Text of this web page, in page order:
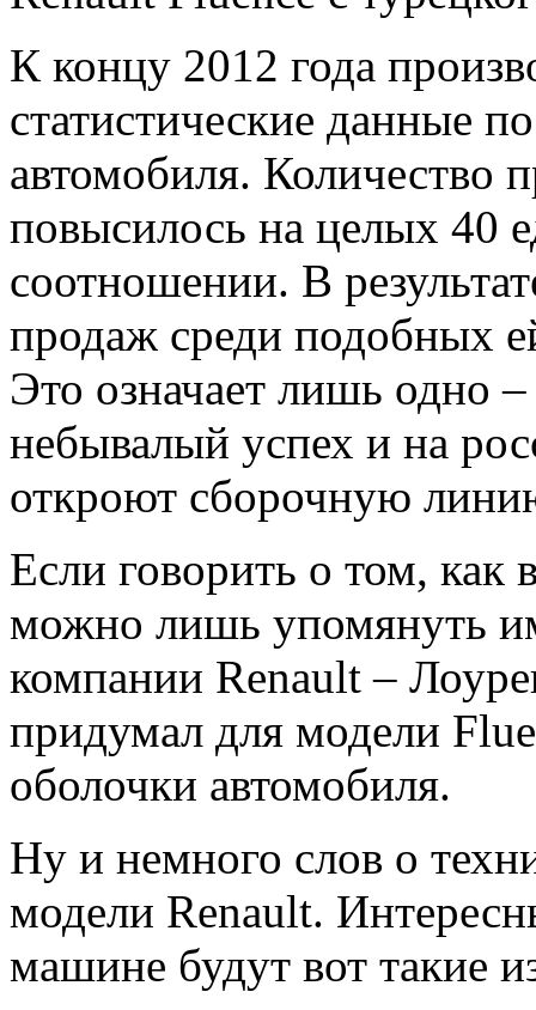
К концу 2012 года
статистические данные
автомобиля. Количество
повысилось на целых 40
соотношении. В
продаж среди подобных
Это означает лишь одно
небывалый успех и на
откроют сборочную
Если говорить о том, как
можно лишь упомянуть
компании Renault –
придумал для модели
оболочки автомобиля.
Ну и немного слов о
модели Renault.
машине будут вот такие